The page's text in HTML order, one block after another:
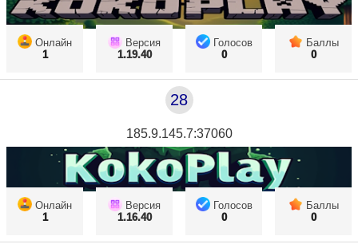
Онлайн
1
Версия
1.19.40
Голосов
0
Баллы
0
28
185.9.145.7:37060
Онлайн
1
Версия
1.16.40
Голосов
0
Баллы
0